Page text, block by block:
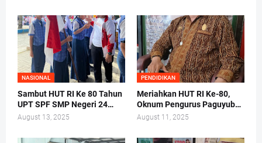
NASIONAL
Sambut HUT RI Ke 80 Tahun
UPT SPF SMP Negeri 24
Makassar Gelar Pelantikan
2026.
August 13, 2025
PENDIDIKAN
Meriahkan HUT RI Ke-80,
Oknum Pengurus Paguyuban
SDN Labuang Baji 2 Pungut
August 11, 2025